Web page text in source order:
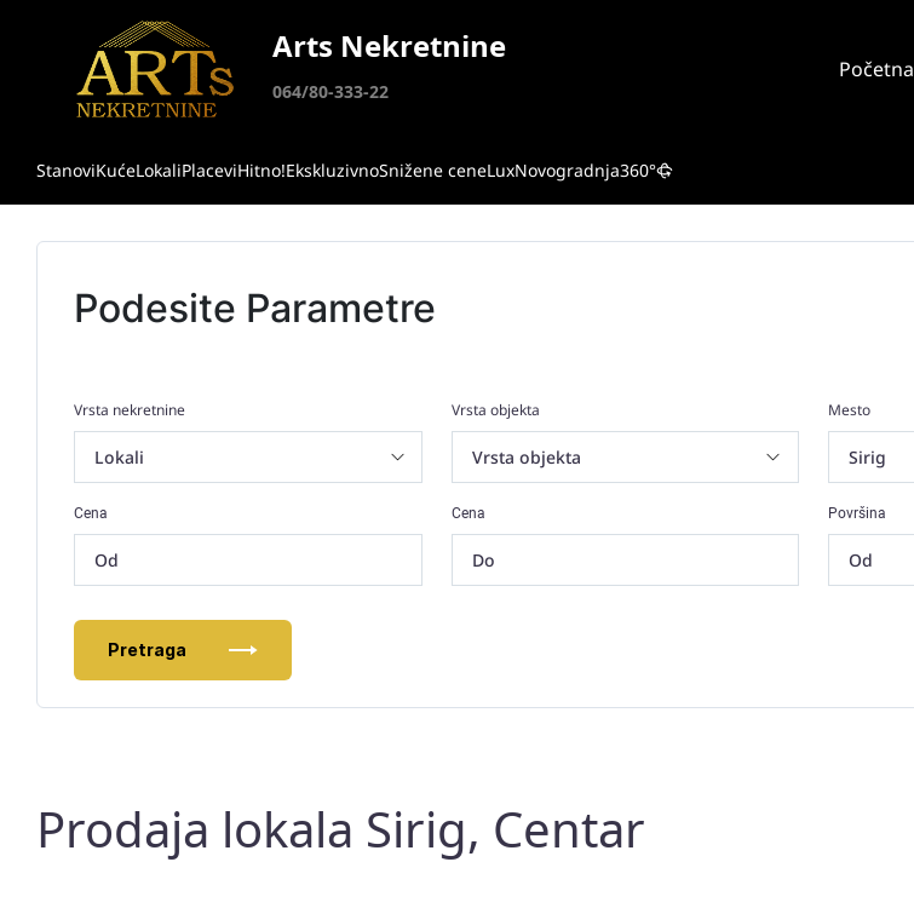
Arts Nekretnine
064/80-333-22
Početna
StanoviKućeLokaliPlaceviHitno!EkskluzivnoSnižene ceneLuxNovogradnja360°
Podesite Parametre
Vrsta nekretnine Vrsta objekta Mesto
Cena Cena Površina
Pretraga
Prodaja lokala Sirig, Centar